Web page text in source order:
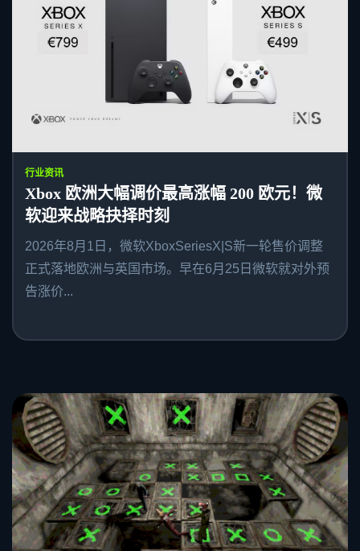
行业资讯
Xbox 欧洲大幅调价最高涨幅 200 欧元！微
软迎来战略抉择时刻
2026年8月1日，微软XboxSeriesX|S新一轮售价调整
正式落地欧洲与英国市场。早在6月25日微软就对外预
告涨价...